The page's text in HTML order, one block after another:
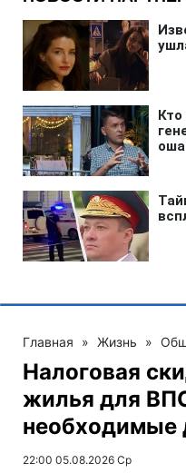
Главная » Жизнь »
Налоговая
жилья для
необходимые
22:00 05.08.2026 Ср